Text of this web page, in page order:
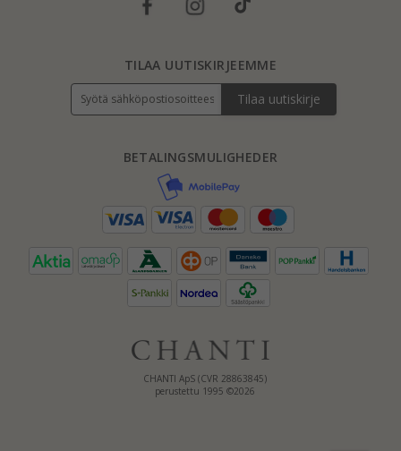
CHANTI ApS (CVR 28863845)
perustettu 1995 ©2026
BETALINGSMULIGHEDER
TILAA UUTISKIRJEEMME
Tilaa uutiskirje